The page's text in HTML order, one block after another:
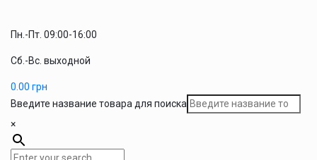
Пн.-Пт. 09:00-16:00
Сб.-Вс. выходной
0.00 грн
Введите название товара для поиска
×